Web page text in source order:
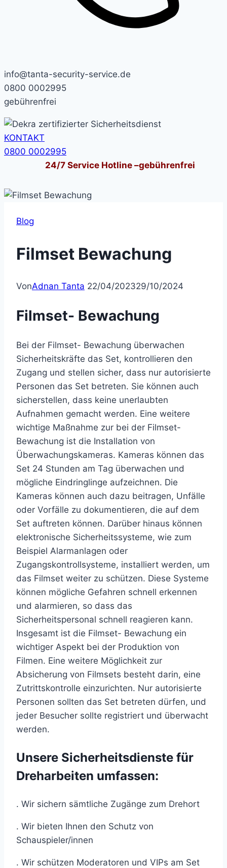
info@tanta-security-service.de
0800 0002995
gebührenfrei
KONTAKT
0800 0002995
24/7Service Hotline –gebührenfrei
Blog
Filmset Bewachung
VonAdnan Tanta 22/04/202329/10/2024
Filmset- Bewachung
Bei der Filmset- Bewachung überwachen
Sicherheitskräfte das Set, kontrollieren den
Zugang und stellen sicher, dass nur autorisierte
Personen das Set betreten. Sie können auch
sicherstellen, dass keine unerlaubten
Aufnahmen gemacht werden. Eine weitere
wichtige Maßnahme zur bei der Filmset-
Bewachung ist die Installation von
Überwachungskameras. Kameras können das
Set 24 Stunden am Tag überwachen und
mögliche Eindringlinge aufzeichnen. Die
Kameras können auch dazu beitragen, Unfälle
oder Vorfälle zu dokumentieren, die auf dem
Set auftreten können. Darüber hinaus können
elektronische Sicherheitssysteme, wie zum
Beispiel Alarmanlagen oder
Zugangskontrollsysteme, installiert werden, um
das Filmset weiter zu schützen. Diese Systeme
können mögliche Gefahren schnell erkennen
und alarmieren, so dass das
Sicherheitspersonal schnell reagieren kann.
Insgesamt ist die Filmset- Bewachung ein
wichtiger Aspekt bei der Produktion von
Filmen. Eine weitere Möglichkeit zur
Absicherung von Filmsets besteht darin, eine
Zutrittskontrolle einzurichten. Nur autorisierte
Personen sollten das Set betreten dürfen, und
jeder Besucher sollte registriert und überwacht
werden.
Unsere Sicherheitsdienste für
Dreharbeiten umfassen:
. Wir sichern sämtliche Zugänge zum Drehort
. Wir bieten Ihnen den Schutz von
Schauspieler/innen
. Wir schützen Moderatoren und VIPs am Set